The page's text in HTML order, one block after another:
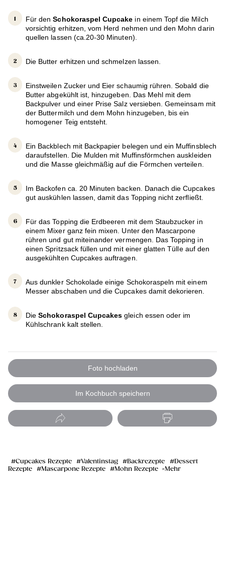
Für denSchokoraspel Cupcake in einem Topf die Milch
vorsichtig erhitzen, vom Herd nehmen und den Mohn darin
quellen lassen (ca.20-30 Minuten).
Die Butter erhitzen und schmelzen lassen.
Einstweilen Zucker und Eier schaumig rühren. Sobald die
Butter abgekühlt ist, hinzugeben. Das Mehl mit dem
Backpulver und einer Prise Salz versieben. Gemeinsam mit
der Buttermilch und dem Mohn hinzugeben, bis ein
homogener Teig entsteht.
Ein Backblech mit Backpapier belegen und ein Muffinsblech
daraufstellen. Die Mulden mit Muffinsförmchen auskleiden
und die Masse gleichmäßig auf die Förmchen verteilen.
Im Backofen ca. 20 Minuten backen. Danach die Cupcakes
gut auskühlen lassen, damit das Topping nicht zerfließt.
Für das Topping die Erdbeeren mit dem Staubzucker in
einem Mixer ganz fein mixen. Unter den Mascarpone
rühren und gut miteinander vermengen. Das Topping in
einen Spritzsack füllen und mit einer glatten Tülle auf den
ausgekühlten Cupcakes auftragen.
Aus dunkler Schokolade einige Schokoraspeln mit einem
Messer abschaben und die Cupcakes damit dekorieren.
DieSchokoraspel Cupcakes gleich essen oder im
Kühlschrank kalt stellen.
Foto hochladen
Im Kochbuch speichern
Cupcakes Rezepte Valentinstag Backrezepte
Dessert
Rezepte
Mascarpone Rezepte Mohn Rezepte Mehr